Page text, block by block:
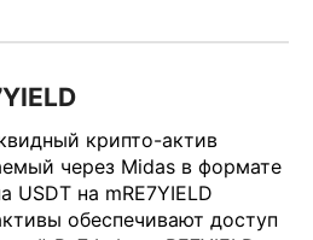
крипто-актив
через Midas в формате
USDT на mRE7YIELD
обеспечивают доступ